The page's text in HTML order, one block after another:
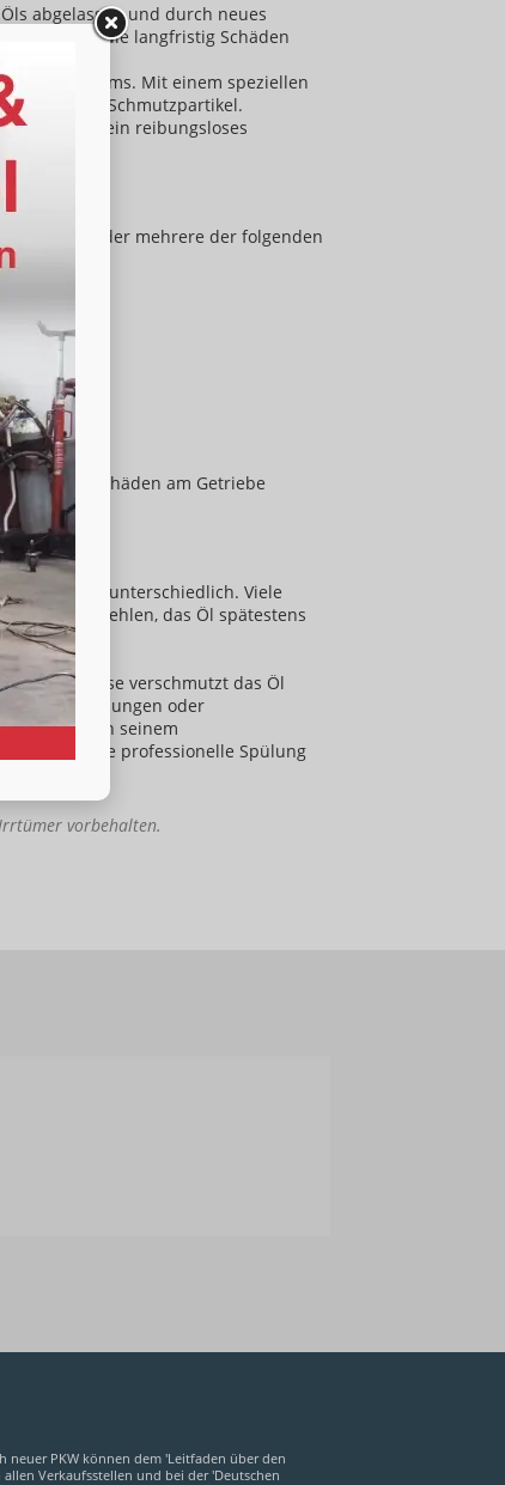
abgelassen und durch neues
Getriebe, die langfristig Schäden
Systems. Mit einem speziellen
und Schmutzpartikel.
und ein reibungsloses
du eines oder mehrere der folgenden
teuren Schäden am Getriebe
Hersteller unterschiedlich. Viele
empfehlen, das Öl spätestens
Fahrweise verschmutzt das Öl
auf Verfärbungen oder
Freude an seinem
oder eine professionelle Spülung
vorbehalten.
neuer PKW können dem 'Leitfaden über den
Verkaufsstellen und bei der 'Deutschen